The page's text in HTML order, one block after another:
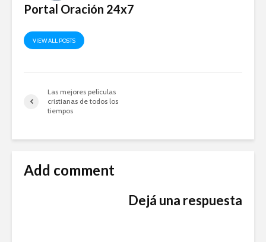
Portal Oración 24x7
VIEW ALL POSTS
Las mejores películas
cristianas de todos los
tiempos
Add comment
Dejá una respuesta